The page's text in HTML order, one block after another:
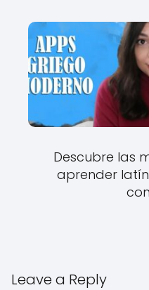
Descubre las
aprender
Leave a Reply